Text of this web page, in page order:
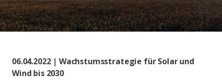
06.04.2022 | Wachstumsstrategie für Solar und
Wind bis 2030